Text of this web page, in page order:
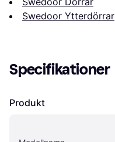
Swedoor Ytterdörrar
Specifikationer
Produkt